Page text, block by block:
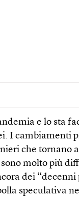
e lo sta
I cambiamenti
che tornano
molto più
dei “decenni
speculativa